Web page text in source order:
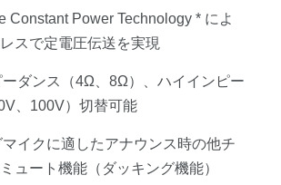
Constant Power Technology * によ
スで定電圧伝送を実現
ーダンス（4Ω、8Ω）、ハイインピー
、100V）切替可能
イクに適したアナウンス時の他チ
ュート機能（ダッキング機能）